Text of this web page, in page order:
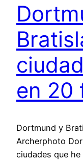
en 20
Dortmund y
Archerphoto
ciudades que